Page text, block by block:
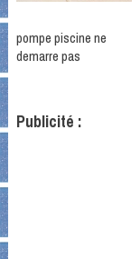
pompe piscine ne
demarre pas
Publicité :